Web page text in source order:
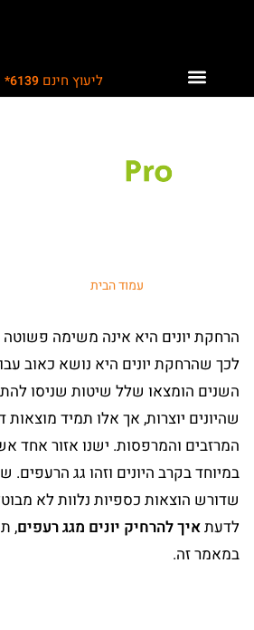
ליעוץ חינם6139*
עמוד הבית
הרחקת יונים היא אינה משימה פשוטה
לכך שהרחקת יונים היא נושא כאוב
השנים הומצאו שלל שיטות שניסו
שהיונים יוצרות, אך אלו תמיד מוצאות
המרזבים והמרפסות. ישנו אזור אחד
במיוחד בקרב היונים וזהו גג הרעפים.
שדורש הוצאות כספיות נלוות לא
לדעתאיך להרחיק יונים מגג רעפים,
במאמר זה.